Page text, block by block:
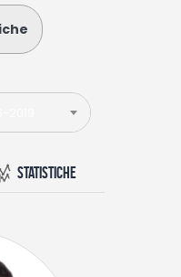
Statistiche